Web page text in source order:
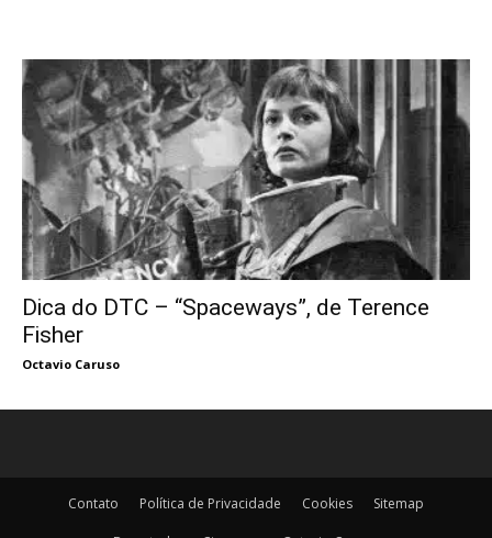
Dica do DTC – “Spaceways”, de Terence
Fisher
Octavio Caruso
Contato Política de Privacidade Cookies Sitemap